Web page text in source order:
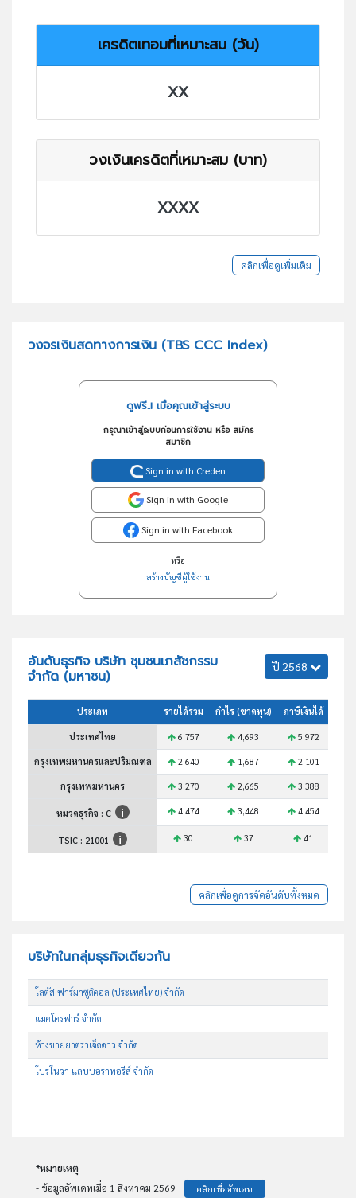
เครดิตเทอมที่เหมาะสม (วัน)
XX
วงเงินเครดิตที่เหมาะสม (บาท)
XXXX
คลิกเพื่อดูเพิ่มเติม
วงจรเงินสดทางการเงิน (TBS CCC Index)
ดูฟรี..! เมื่อคุณเข้าสู่ระบบ
กรุณาเข้าสู่ระบบก่อนการใช้งาน หรือ สมัคร
สมาชิก
Sign in with Creden
Sign in with Google
Sign in with Facebook
หรือ
สร้างบัญชีผู้ใช้งาน
อันดับธุรกิจ บริษัท ชุมชนเภสัชกรรม
จำกัด (มหาชน)
ปี 2568
ประเภท รายได้รวม กำไร (ขาดทุน) ภาษีเงินได้
ประเทศไทย 6,757 4,693 5,972
กรุงเทพมหานครและปริมณฑล 2,640 1,687 2,101
กรุงเทพมหานคร 3,270 2,665 3,388
หมวดธุรกิจ : C 4,474 3,448 4,454
TSIC : 21001 30 37 41
คลิกเพื่อดูการจัดอันดับทั้งหมด
บริษัทในกลุ่มธุรกิจเดียวกัน
โลตัส ฟาร์มาซูติคอล (ประเทศไทย) จำกัด
แมคโครฟาร์ จำกัด
ห้างขายยาตราเจ็ดดาว จำกัด
โปรโนวา แลบบอราทอรีส์ จำกัด
*หมายเหตุ
- ข้อมูลอัพเดทเมื่อ 1 สิงหาคม 2569
คลิกเพื่ออัพเดท